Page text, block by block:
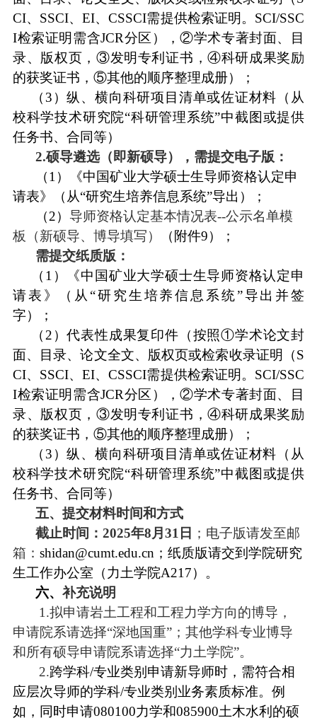
CI、 SSCI、EI、CSSCI需提供检索证明。 SCI/SSC
I检索证明需含JCR分区），②学术专著封面、目
录、版权页，③发明专利证书 ，④科研成果奖励
的获奖证书 ， ⑤其他的顺序整理成册）；
（ 3 ）纵、横向科研项目清单或佐证材料（从
校科学技术研究院“科研管理系统”中截图或提供
任务书、合同等）
2.硕导遴选（即新硕导），需提交电子版：
（1）《中国矿业大学硕士生导师资格认定申
请表》（从“研究生培养信息系统”导出）；
（2） 导师资格认定基本情况表--公示名单模
板（新硕导、博导填写）
（附件9）
；
需提交纸质版：
（ 1 ）《中国矿业大学硕士生导师资格认定申
请表》（从 “研究生培养信息系统”导出并签
字）；
（2 ）代表性成果复印件（按照①学术论文封
面、目录、论文全文、版权页或检索收录证明（S
CI、 SSCI、EI、CSSCI需提供检索证明。 SCI/SSC
I检索证明需含JCR分区），②学术专著封面、目
录、版权页，③发明专利证书 ，④科研成果奖励
的获奖证书 ， ⑤其他的顺序整理成册）；
（ 3 ）纵、横向科研项目清单或佐证材料（从
校科学技术研究院“科研管理系统”中截图或提供
任务书、合同等）
五、提交材料时间和方式
截止时间： 2025年8月31日 ；电子版请发至邮
箱： shidan@cumt.edu.cn；纸质版请交到学院研究
生工作办公室（力土学院A217）。
六、 补充说明
1.拟申请岩土工程和工程力学方向的博导，
申请院系请选择“深地国重”；其他学科专业博导
和所有硕导申请院系请选择“力土学院”。
2.跨学科/专业类别申请新导师时，需符合相
应层次导师的学科/专业类别业务素质标准。例
如，同时申请080100力学和085900土木水利的硕